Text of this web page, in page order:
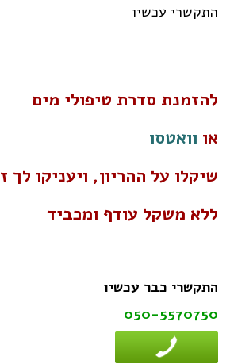
התקשרי עכשיו
להזמנת סדרת טיפולי מים
או וואטסו
שיקלו על ההריון, ויעניקו
ללא משקל עודף ומכביד
התקשרי כבר עכשיו
050-5570750